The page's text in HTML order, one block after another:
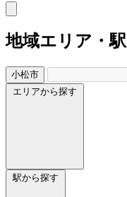
地域エリア・駅
小松市
エリアから探す
駅から探す